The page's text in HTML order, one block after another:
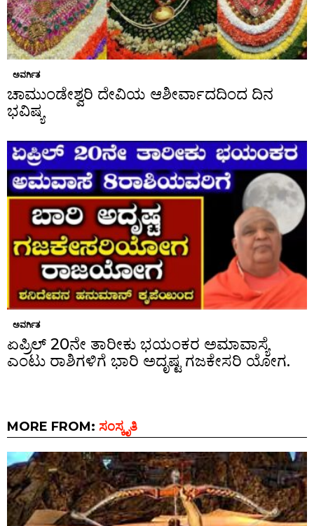
ಅವರ್ಗಿತ
ಚಾಮುಂಡೇಶ್ವರಿ ದೇವಿಯ ಆಶೀರ್ವಾದದಿಂದ ದಿನ
ಭವಿಷ್ಯ
ಅವರ್ಗಿತ
ಏಪ್ರಿಲ್ 20ನೇ ತಾರೀಕು ಭಯಂಕರ ಅಮಾವಾಸ್ಯೆ
ಎಂಟು ರಾಶಿಗಳಿಗೆ ಭಾರಿ ಅದೃಷ್ಟ ಗಜಕೇಸರಿ ಯೋಗ.
MORE FROM: ಸಂಸ್ಕೃತಿ